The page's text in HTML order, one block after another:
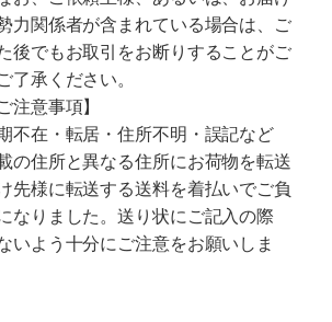
力関係者が含まれている場合は、ご
後でもお取引をお断りすることがご
了承ください。
注意事項】
不在・転居・住所不明・誤記など
の住所と異なる住所にお荷物を転送
先様に転送する送料を着払いでご負
なりました。送り状にご記入の際
いよう十分にご注意をお願いしま